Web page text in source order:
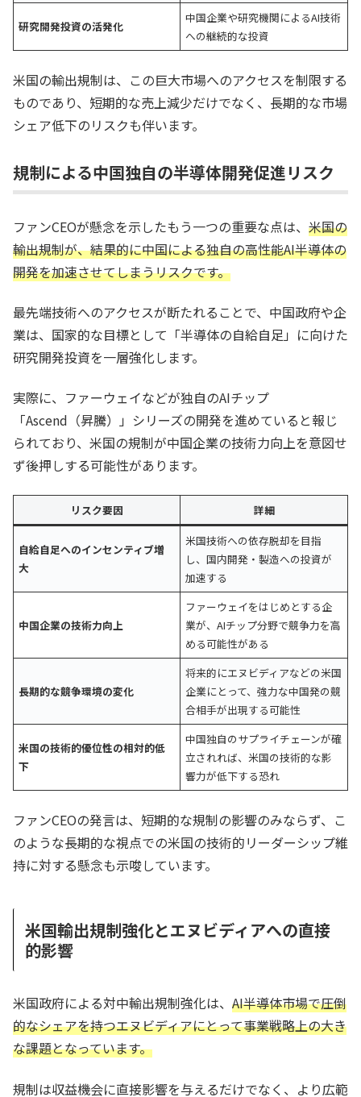
研究開発投資の活発化
中国企業や研究機関によるAI技術
への継続的な投資
米国の輸出規制は、この巨大市場へのアクセスを制限する
ものであり、短期的な売上減少だけでなく、長期的な市場
シェア低下のリスクも伴います。
規制による中国独自の半導体開発促進リスク
ファンCEOが懸念を示したもう一つの重要な点は、 米国の
輸出規制が、結果的に中国による独自の高性能AI半導体の
開発を加速させてしまうリスクです。
最先端技術へのアクセスが断たれることで、中国政府や企
業は、国家的な目標として「半導体の自給自足」に向けた
研究開発投資を一層強化します。
実際に、ファーウェイなどが独自のAIチップ
「Ascend（昇騰）」シリーズの開発を進めていると報じ
られており、米国の規制が中国企業の技術力向上を意図せ
ず後押しする可能性があります。
リスク要因 詳細
自給自足へのインセンティブ増
大
米国技術への依存脱却を目指
し、国内開発・製造への投資が
加速する
中国企業の技術力向上
ファーウェイをはじめとする企
業が、AIチップ分野で競争力を高
める可能性がある
長期的な競争環境の変化
将来的にエヌビディアなどの米国
企業にとって、強力な中国発の競
合相手が出現する可能性
米国の技術的優位性の相対的低
下
中国独自のサプライチェーンが確
立されれば、米国の技術的な影
響力が低下する恐れ
ファンCEOの発言は、短期的な規制の影響のみならず、こ
のような長期的な視点での米国の技術的リーダーシップ維
持に対する懸念も示唆しています。
米国輸出規制強化とエヌビディアへの直接
的影響
米国政府による対中輸出規制強化は、 AI半導体市場で圧倒
的なシェアを持つエヌビディアにとって事業戦略上の大き
な課題となっています。
規制は収益機会に直接影響を与えるだけでなく、より広範